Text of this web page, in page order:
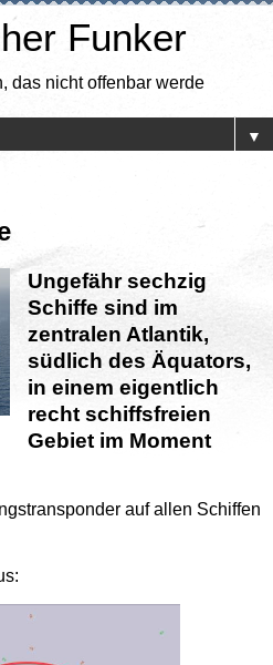
Funker
das nicht offenbar werde
▼
Ungefähr sechzig
Schiffe sind im
zentralen Atlantik,
südlich des Äquators,
in einem eigentlich
recht schiffsfreien
Gebiet im Moment
auf allen Schiffen